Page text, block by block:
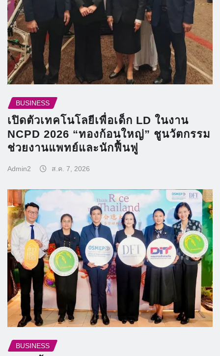
BUSINESS
เปิดตัวเทคโนโลยีเพื่อเด็ก LD ในงาน
NCPD 2026 “ทองก้อนใหญ่” ชูนวัตกรรม
ช่วยงานแพทย์และนักฟื้นฟู
Admin2 ส.ค. 7, 2026
BUSINESS